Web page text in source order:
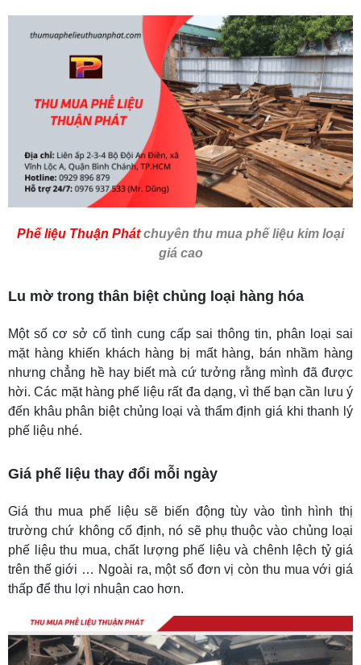
Phế liệu Thuận Phátchuyên thu mua phế liệu kim loại
giá cao
Lu mờ trong thân biệt chủng loại hàng hóa
Một số cơ sở cố tình cung cấp sai thông tin, phân loại sai
mặt hàng khiến khách hàng bị mất hàng, bán nhầm hàng
nhưng chẳng hề hay biết mà cứ tưởng rằng mình đã được
hời. Các mặt hàng phế liệu rất đa dạng, vì thế bạn cần lưu ý
đến khâu phân biệt chủng loại và thẩm định giá khi thanh lý
phế liệu nhé.
Giá phế liệu thay đổi mỗi ngày
Giá thu mua phế liệu sẽ biến động tùy vào tình hình thị
trường chứ không cố định, nó sẽ phụ thuộc vào chủng loại
phế liệu thu mua, chất lượng phế liệu và chênh lệch tỷ giá
trên thế giới … Ngoài ra, một số đơn vị còn thu mua với giá
thấp để thu lợi nhuận cao hơn.